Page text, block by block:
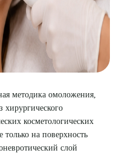
методика омоложения,
хирургического
косметологических
только на поверхность
слой